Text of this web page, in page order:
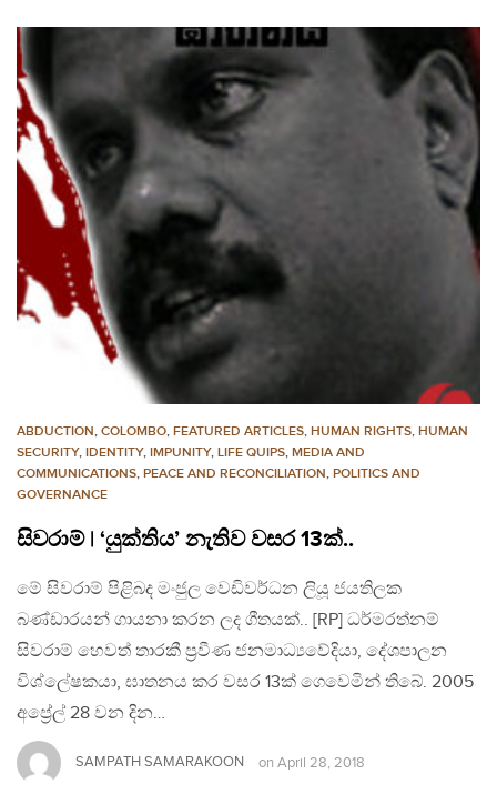
ABDUCTION, COLOMBO, FEATURED ARTICLES, HUMAN RIGHTS, HUMAN
SECURITY, IDENTITY, IMPUNITY, LIFE QUIPS, MEDIA AND
COMMUNICATIONS, PEACE AND RECONCILIATION, POLITICS AND
GOVERNANCE
සිවරාම් | ‘යුක්තිය’ නැතිව වසර 13ක්..
මේ සිවරාම් පිළිබද මංජුල වෙඩිවර්ධන ලියූ ජයතිලක
බණ්ඩාරයන් ගායනා කරන ලද ගීතයක්.. [RP] ධර්මරත්නම්
සිවරාම් හෙවත් තාරකී ප්‍රවීණ ජනමාධ්‍යවේදියා, දේශපාලන
විශ්ලේෂකයා, ඝාතනය කර වසර 13ක් ගෙවෙමින් තිබේ. 2005
අප්‍රේල් 28 වන දින…
SAMPATH SAMARAKOON on April 28, 2018